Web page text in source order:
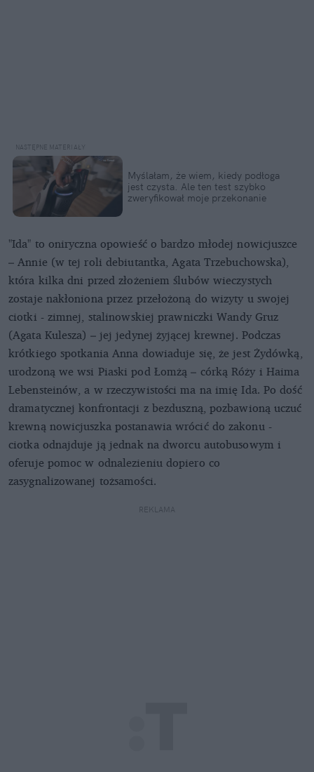
Myślałam, że wiem, kiedy podłoga
jest czysta. Ale ten test szybko
zweryfikował moje przekonanie
"Ida" to oniryczna opowieść o bardzo młodej nowicjuszce
– Annie (w tej roli debiutantka, Agata Trzebuchowska),
która kilka dni przed złożeniem ślubów wieczystych
zostaje nakłoniona przez przełożoną do wizyty u swojej
ciotki - zimnej, stalinowskiej prawniczki Wandy Gruz
(Agata Kulesza) – jej jedynej żyjącej krewnej. Podczas
krótkiego spotkania Anna dowiaduje się, że jest Żydówką,
urodzoną we wsi Piaski pod Łomżą – córką Róży i Haima
Lebensteinów, a w rzeczywistości ma na imię Ida. Po dość
dramatycznej konfrontacji z bezduszną, pozbawioną uczuć
krewną nowicjuszka postanawia wrócić do zakonu -
ciotka odnajduje ją jednak na dworcu autobusowym i
oferuje pomoc w odnalezieniu dopiero co
zasygnalizowanej tożsamości.
REKLAMA